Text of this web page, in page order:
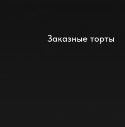
Заказные торты